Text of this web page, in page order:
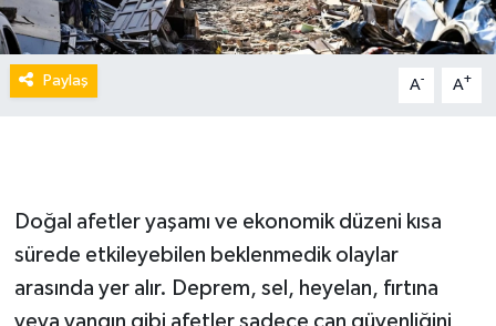
Paylaş A- A+
Doğal afetler yaşamı ve ekonomik düzeni kısa
sürede etkileyebilen beklenmedik olaylar
arasında yer alır. Deprem, sel, heyelan, fırtına
veya yangın gibi afetler sadece can güvenliğini